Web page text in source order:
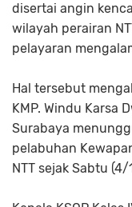
disertai angin
wilayah perairan
pelayaran
Hal tersebut
KMP. Windu Karsa
Surabaya
pelabuhan
NTT sejak Sabtu (4/